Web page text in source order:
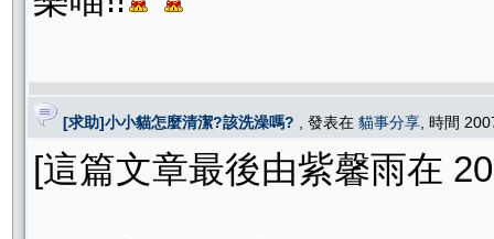
[求助]小小貓怎麼清潔?該洗澡嗎? , 發表在 貓事分享 , 時間
[這篇文章最後由紫馨雨在